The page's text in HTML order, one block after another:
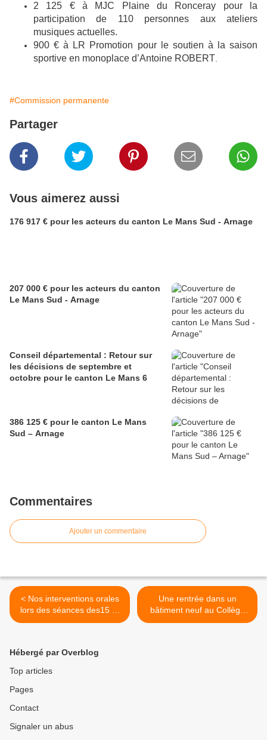
2 125 € à MJC Plaine du Ronceray pour la
participation de 110 personnes aux ateliers
musiques actuelles.
900 € à LR Promotion pour le soutien à la saison
sportive en monoplace d’Antoine ROBERT
#Commission permanente
Partager
Vous aimerez aussi
176 917 € pour les acteurs du canton Le Mans Sud - Arnage
207 000 € pour les acteurs du canton
Le Mans Sud - Arnage
Conseil départemental : Retour sur
les décisions de septembre et
octobre pour le canton Le Mans 6
386 125 € pour le canton Le Mans
Sud – Arnage
Commentaires
Ajouter un commentaire
< Nos interventions orales
lors des séances des15 et
16 mars 2018
Une rentrée dans un
bâtiment neuf au Collège
d'Arnage >
Hébergé par Overblog
Top articles
Pages
Contact
Signaler un abus